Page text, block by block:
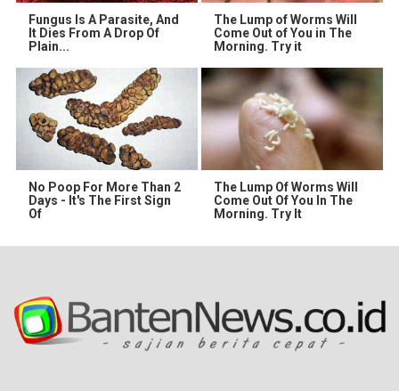
Fungus Is A Parasite, And
It Dies From A Drop Of
Plain...
The Lump of Worms Will
Come Out of You in The
Morning. Try it
No Poop For More Than 2
Days - It's The First Sign
Of
The Lump Of Worms Will
Come Out Of You In The
Morning. Try It